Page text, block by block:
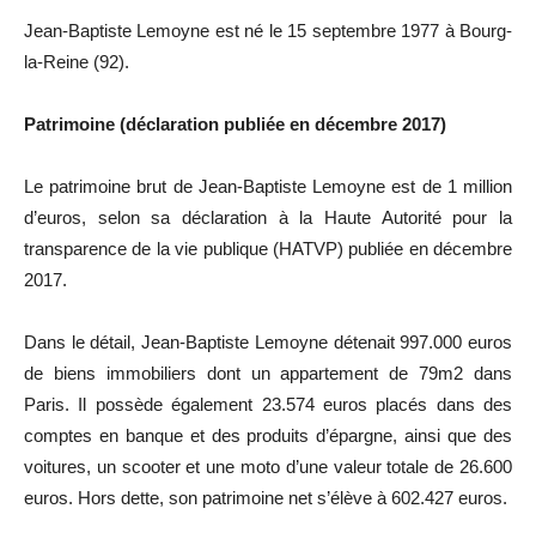
Jean-Baptiste Lemoyne est né le 15 septembre 1977 à Bourg-
la-Reine (92).
Patrimoine (déclaration publiée en décembre 2017)
Le patrimoine brut de Jean-Baptiste Lemoyne est de 1 million
d’euros, selon sa déclaration à la Haute Autorité pour la
transparence de la vie publique (HATVP) publiée en décembre
2017.
Dans le détail, Jean-Baptiste Lemoynedétenait 997.000 euros
de biens immobiliers dont un appartement de79m2 dans
Paris. Il possède également 23.574 euros placés dans des
comptes en banque et des produits d’épargne, ainsi que des
voitures, un scooter et une moto d’une valeur totale de 26.600
euros. Hors dette, son patrimoine net s’élève à 602.427 euros.